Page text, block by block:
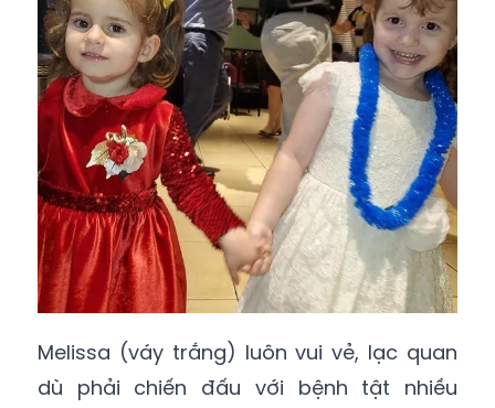
Melissa (váy trắng) luôn vui vẻ, lạc quan
năm.Ảnh:Ejona Belba